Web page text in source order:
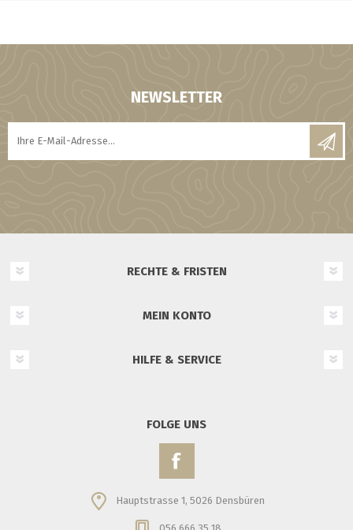
NEWSLETTER
RECHTE & FRISTEN
MEIN KONTO
HILFE & SERVICE
FOLGE UNS
Hauptstrasse 1, 5026 Densbüren